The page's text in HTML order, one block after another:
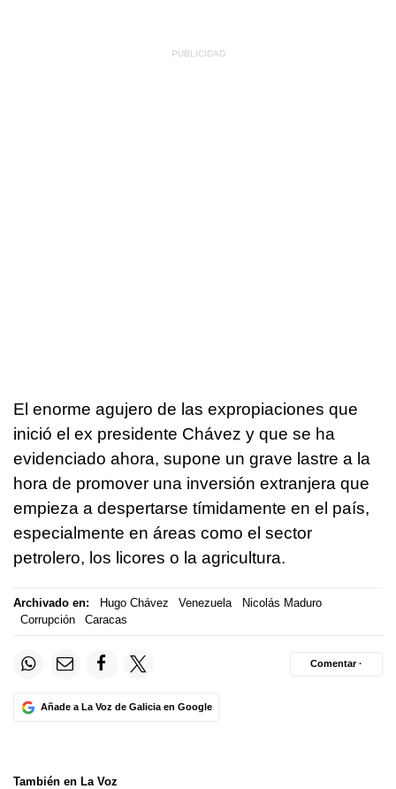
El enorme agujero de las expropiaciones que
inició el ex presidente Chávez y que se ha
evidenciado ahora, supone un grave lastre a la
hora de promover una inversión extranjera que
empieza a despertarse tímidamente en el país,
especialmente en áreas como el sector
petrolero, los licores o la agricultura.
Archivado en: Hugo Chávez Venezuela
Nicolás Maduro
Corrupción
Caracas
Añade a La Voz de Galicia en Google
Comentar ·
También en La Voz